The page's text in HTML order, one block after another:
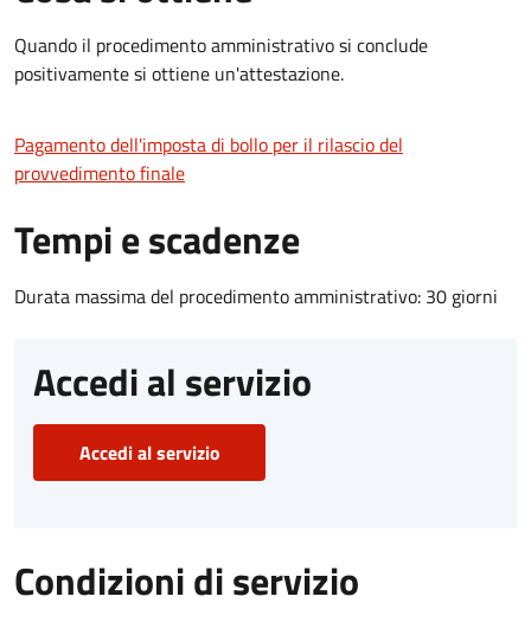
Quando il procedimento amministrativo si conclude
positivamente si ottiene un'attestazione.
Pagamento dell'imposta di bollo per il rilascio del
provvedimento finale
Tempi e scadenze
Durata massima del procedimento amministrativo: 30 giorni
Accedi al servizio
Accedi al servizio
Condizioni di servizio